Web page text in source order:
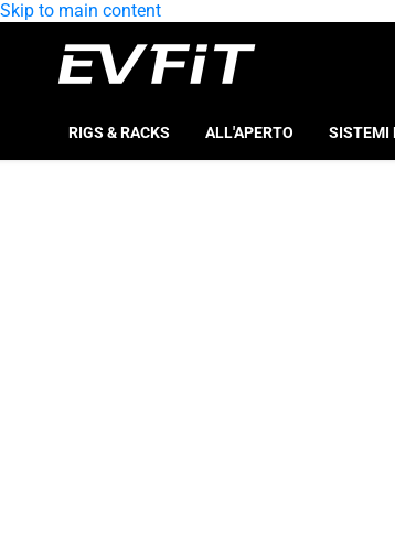
Skip to main content
RIGS & RACKS ALL'APERTO SISTEMI